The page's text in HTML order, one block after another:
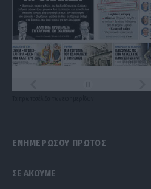
ΕΝΗΜΕΡΩΣΟΥ ΠΡΩΤΟΣ
ΣΕ ΑΚΟΥΜΕ